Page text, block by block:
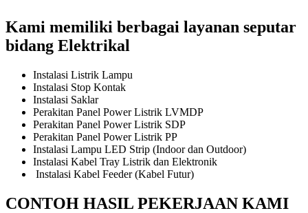
Kami memiliki berbagai layanan seputar
bidang Elektrikal
Instalasi Listrik Lampu
Instalasi Stop Kontak
Instalasi Saklar
Perakitan Panel Power Listrik LVMDP
Perakitan Panel Power Listrik SDP
Perakitan Panel Power Listrik PP
Instalasi Lampu LED Strip (Indoor dan Outdoor)
Instalasi Kabel Tray Listrik dan Elektronik
Instalasi Kabel Feeder (Kabel Futur)
CONTOH HASIL PEKERJAAN KAMI